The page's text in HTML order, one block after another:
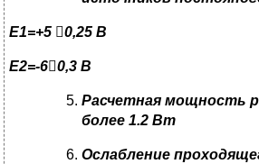
Е1=+5 0,25 В
Е2=-60,3 В
Расчетная мощность
более 1.2 Вт
Ослабление